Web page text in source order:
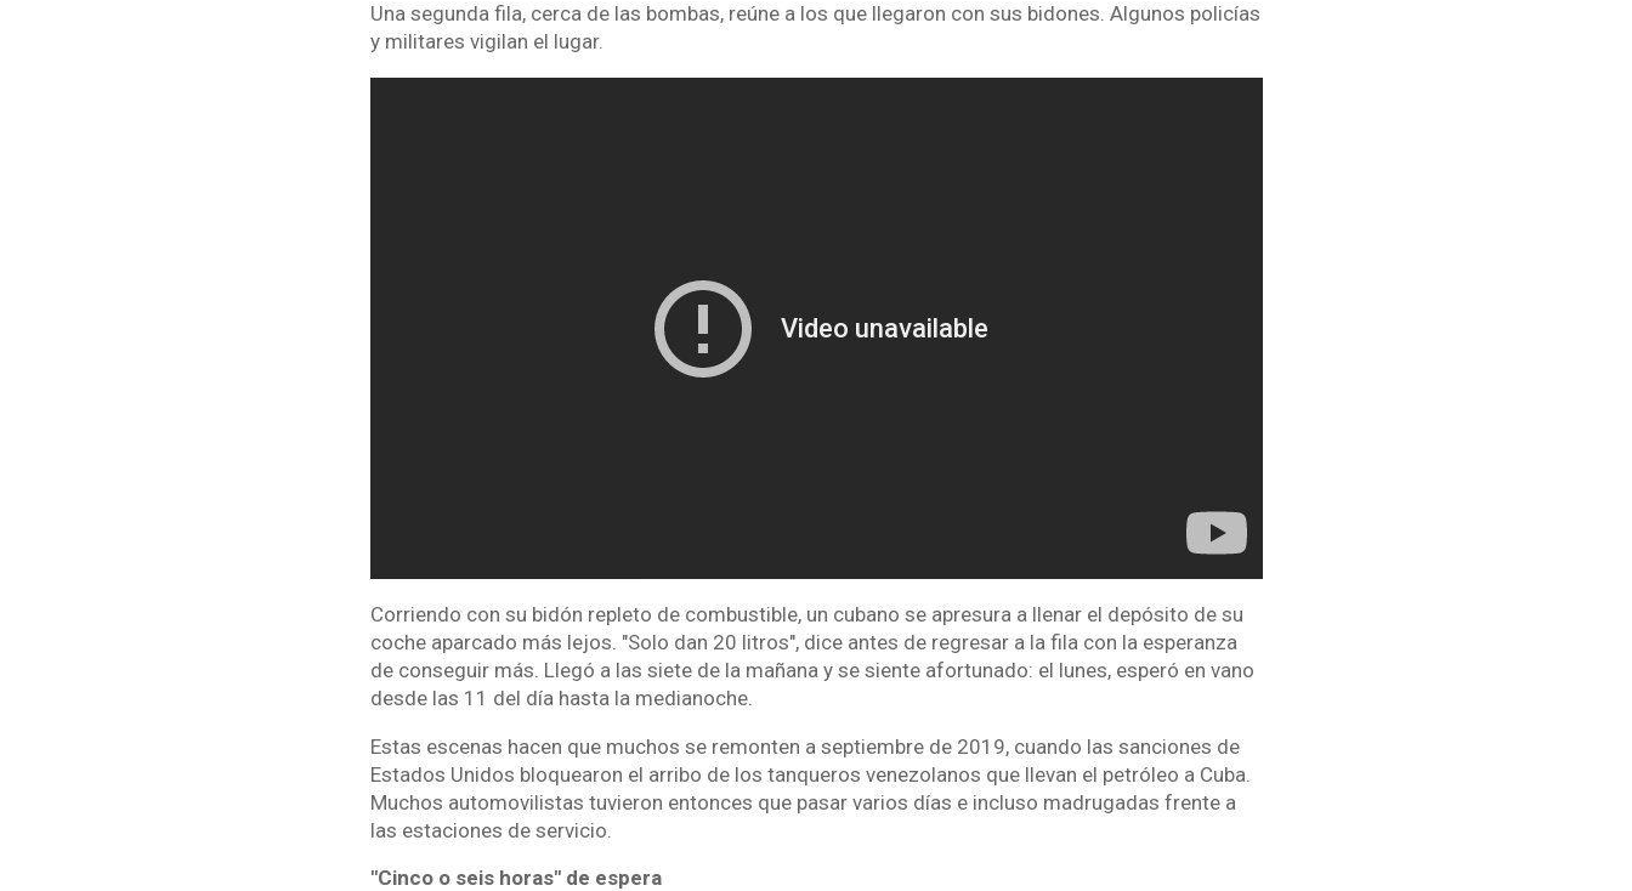
Una segunda fila, cerca de las bombas, reúne a los que llegaron con sus bidones. Algunos policías
y militares vigilan el lugar.
Corriendo con su bidón repleto de combustible, un cubano se apresura a llenar el depósito de su
coche aparcado más lejos. "Solo dan 20 litros", dice antes de regresar a la fila con la esperanza
de conseguir más. Llegó a las siete de la mañana y se siente afortunado: el lunes, esperó en vano
desde las 11 del día hasta la medianoche.
Estas escenas hacen que muchos se remonten a septiembre de 2019, cuando las sanciones de
Estados Unidos bloquearon el arribo de los tanqueros venezolanos que llevan el petróleo a Cuba.
Muchos automovilistas tuvieron entonces que pasar varios días e incluso madrugadas frente a
las estaciones de servicio.
"Cinco o seis horas" de espera